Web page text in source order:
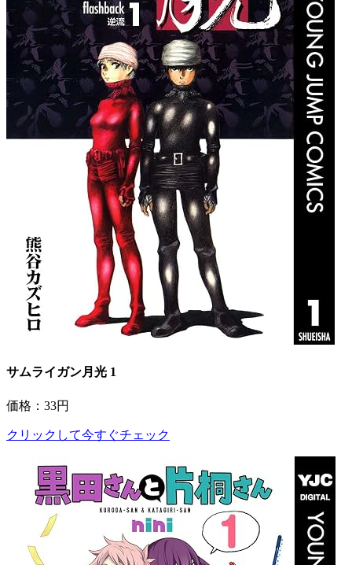
サムライガン月光 1
価格：33円
クリックして今すぐチェック